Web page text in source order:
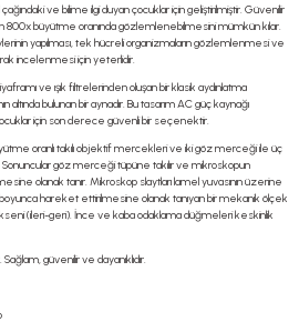
ve bilime ilgi duyan çocuklar için geliştirilmiştir. Güvenilir
800x büyütme oranında gözlemlenebilmesini mümkün kılar.
yapılması, tek hücreli organizmaların gözlemlenmesi ve
incelenmesi için yeterlidir.
ve ışık filtrelerinden oluşan bir klasik aydınlatma
altında bulunan bir aynadır. Bu tasarım AC güç kaynağı
için son derece güvenli bir seçenektir.
oranlı takılı objektif mercekleri ve iki göz merceği ile üç
Sonuncular göz merceği tüpüne takılır ve mikroskopun
olanak tanır. Mikroskop slaytları lamel yuvasının üzerine
hareket ettirilmesine olanak tanıyan bir mekanik ölçek
(ileri-geri). İnce ve kaba odaklama düğmeleri keskinlik
güvenilir ve dayanıklıdır.